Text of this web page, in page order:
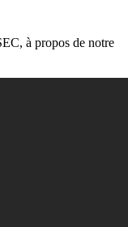
à propos de notre